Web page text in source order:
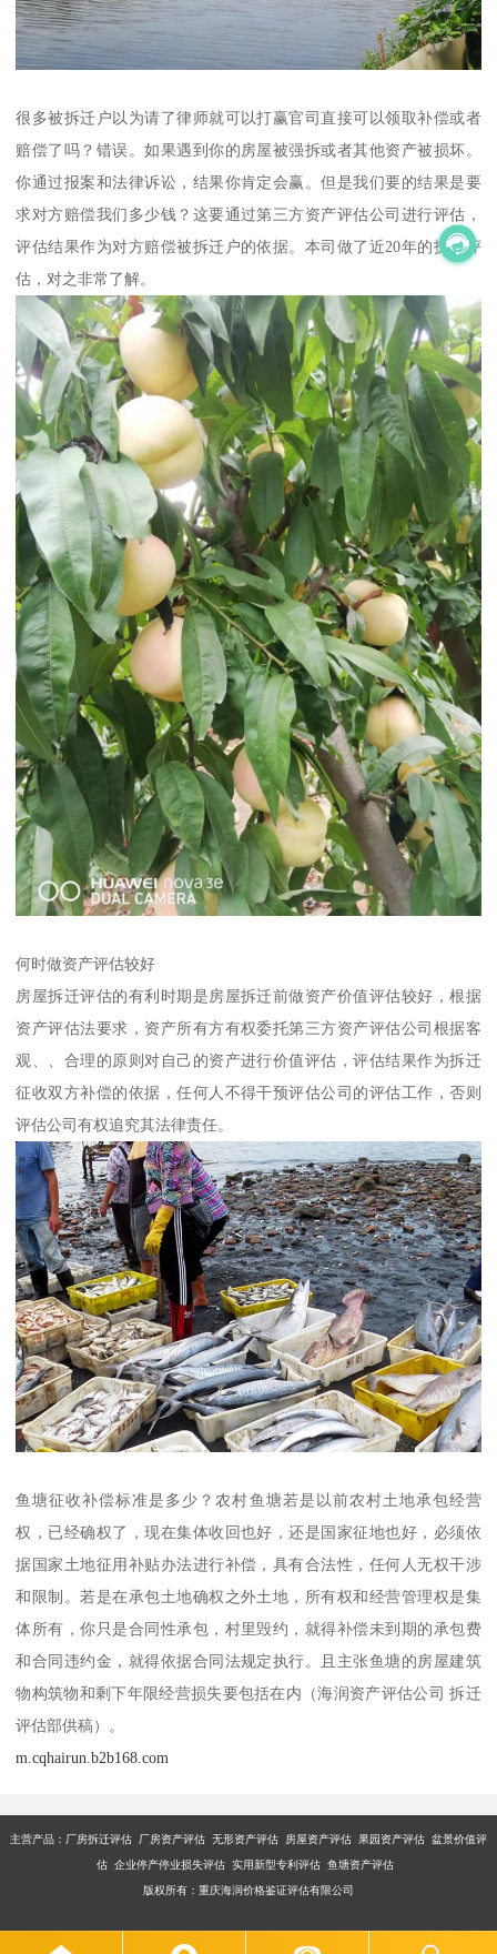
很多被拆迁户以为请了律师就可以打赢官司直接可以领取补偿或者
赔偿了吗？错误。如果遇到你的房屋被强拆或者其他资产被损坏。
你通过报案和法律诉讼，结果你肯定会赢。但是我们要的结果是要
求对方赔偿我们多少钱？这要通过第三方资产评估公司进行评估，
评估结果作为对方赔偿被拆迁户的依据。本司做了近20年的拆迁评
估，对之非常了解。
何时做资产评估较好
房屋拆迁评估的有利时期是房屋拆迁前做资产价值评估较好，根据
资产评估法要求，资产所有方有权委托第三方资产评估公司根据客
观、、合理的原则对自己的资产进行价值评估，评估结果作为拆迁
征收双方补偿的依据，任何人不得干预评估公司的评估工作，否则
评估公司有权追究其法律责任。
鱼塘征收补偿标准是多少？农村鱼塘若是以前农村土地承包经营
权，已经确权了，现在集体收回也好，还是国家征地也好，必须依
据国家土地征用补贴办法进行补偿，具有合法性，任何人无权干涉
和限制。若是在承包土地确权之外土地，所有权和经营管理权是集
体所有，你只是合同性承包，村里毁约，就得补偿未到期的承包费
和合同违约金，就得依据合同法规定执行。且主张鱼塘的房屋建筑
物构筑物和剩下年限经营损失要包括在内（海润资产评估公司 拆迁
评估部供稿）。
m.cqhairun.b2b168.com
主营产品：厂房拆迁评估 厂房资产评估 无形资产评估 房屋资产评估 果园资产评估 盆景价值评
估 企业停产停业损失评估 实用新型专利评估 鱼塘资产评估
版权所有：重庆海润价格鉴证评估有限公司